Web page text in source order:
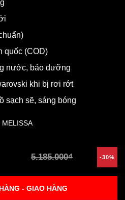
quốc (COD)
nước, bảo dưỡng
khi bị rơi rớt
sạch sẽ, sáng bóng
5.185.000₫ -30%
- GIAO HÀNG